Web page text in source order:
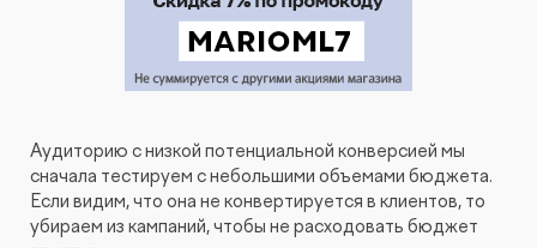
Аудиторию с низкой потенциальной конверсией мы
сначала тестируем с небольшими объемами бюджета.
Если видим, что она не конвертируется в клиентов, то
убираем из кампаний, чтобы не расходовать бюджет